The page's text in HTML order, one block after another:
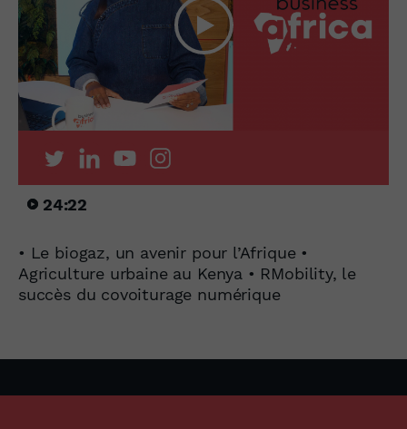
24:22
• Le biogaz, un avenir pour l’Afrique •
Agriculture urbaine au Kenya • RMobility, le
succès du covoiturage numérique